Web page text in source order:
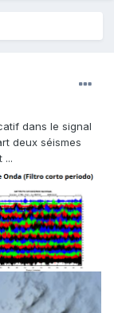
dans le signal
deux séismes
...